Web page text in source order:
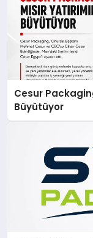
Cesur
Büyütüyor